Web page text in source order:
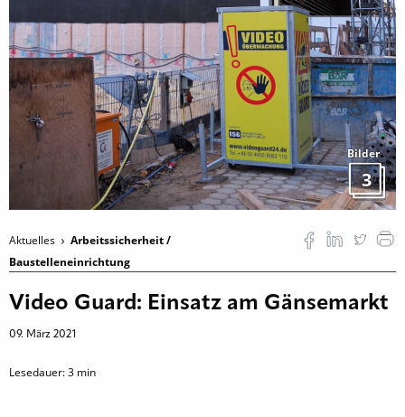
Bilder
3
Aktuelles
Arbeitssicherheit /
Baustelleneinrichtung
Video Guard: Einsatz am Gänsemarkt
09. März 2021
Lesedauer:3 min